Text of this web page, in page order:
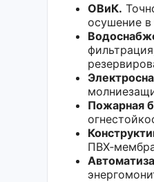
ОВиК.
осушение в
Пожарная